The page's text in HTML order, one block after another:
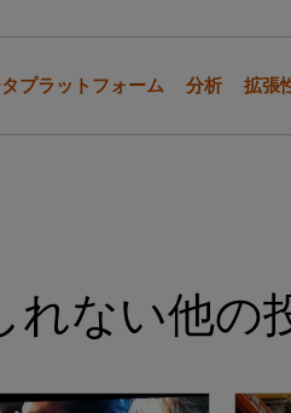
プラットフォーム 分析 拡張
れない他の